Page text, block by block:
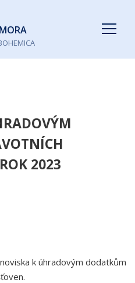
2023
k úhradovým dodatkům